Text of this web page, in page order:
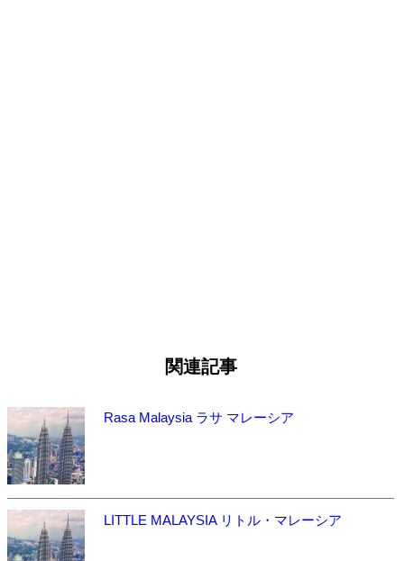
関連記事
Rasa Malaysia ラサ マレーシア
LITTLE MALAYSIA リトル・マレーシア